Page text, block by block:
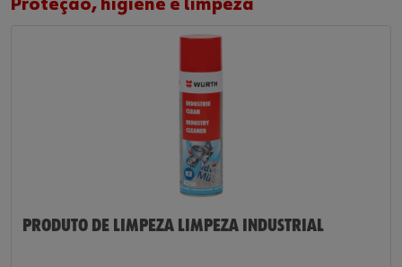
Proteção, higiene e limpeza
PRODUTO DE LIMPEZA LIMPEZA INDUSTRIAL